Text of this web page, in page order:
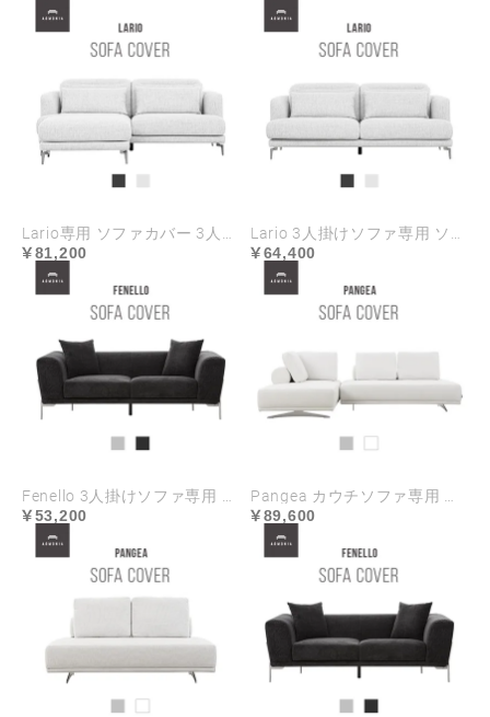
Lario専用 ソファカバー 3人掛け+オットマンセット ハイランク生地
81,200
Lario 3人掛けソファ専用 ソファカバー ハイランク生地
64,400
Fenello 3人掛けソファ専用 ソファカバー ハイランク生地
53,200
Pangea カウチソファ専用 ソファカバー ハイランク生地
89,600